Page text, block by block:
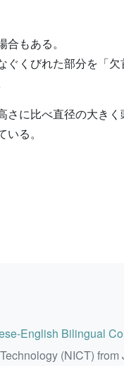
もある。
くびれた部分を「欠
に比べ直径の大き
る。
English Bilingual
(NICT)